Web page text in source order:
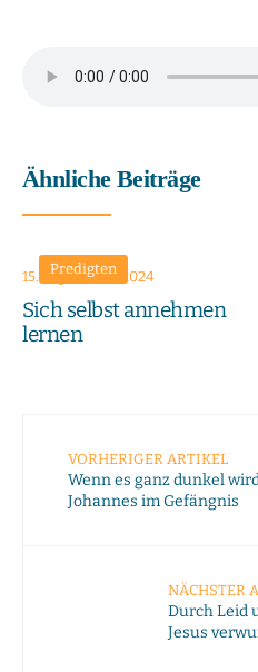
Ähnliche Beiträge
Predigten
15. September 2024
Sich selbst annehmen
lernen
VORHERIGER ARTIKEL
Wenn es ganz dunkel
Johannes im Gefängnis
NÄCHSTER
Durch Leid
Jesus